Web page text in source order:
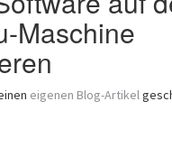
Maschine
eigenen Blog-Artikel